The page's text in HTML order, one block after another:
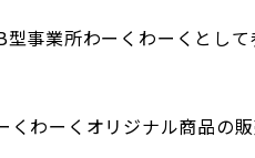
事業所わーくわーくとして
わーくオリジナル商品の販